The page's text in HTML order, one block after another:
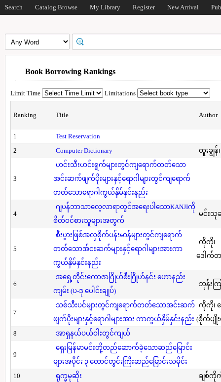
Search Catalog Browse My Library Register New Arrival
Book Borrowing Rankings
Limit Time Limitations
Ranking Title Author
1
Test Reservation
2
Computer Dictionary ထူးချွန်
3
ဟင်းသီးဟင်းရွက်များတွင်ကျရောက်တတ်သော
အင်းဆက်ဖျက်ပိုးများနှင့်ရောဂါများတွင်ကျရောက်
တတ်သောရောဂါကွယ်နှိမ်နှင်းနည်း
4
ဂျပန်ဘာသာလေ့လာရာတွင်အရေးပါသောKANJIကို
စိတ်ဝင်စားသူများအတွက်
မင်းသုခ
5
စီးပွားဖြစ်အလှစိုက်ပန်းမာန်များတွင်ကျရောက်
တတ်သောအ်ငးဆက်များနှင့်ရောဂါများအားကာ
ကွယ်နှိမ်နှင်းနည်း
ကိုကို၊
ဒေါက်တ
6
အရှေ့တိုင်းကောဇာဂြိုဟ်စီးဂြိုဟ်နင်း ဟောနည်း
ကျမ်း (ပ-ဒု ပေါင်းချုပ်)
ဘုန်းက
7
သစ်သီးပင်များတွင်ကျရောက်တတ်သောအင်းဆက်
ဖျက်ပိုးများနှင့်ရောဂါများအား ကာကွယ်နှိမ်နှင်းနည်း
ကိုကို၊
(စိုက်ပျိုး
8
အာရှနယ်ပယ်ဝါးတွင်ကျယ်
9
ရှေးမြန်မာမင်းတို့တည်ဆောက်ခဲ့သောဆည်မြောင်း
များအပိုင်း ၃ တောင်တွင်းကြီးဆည်မြောင်းသမိုင်း
10
ရုက္ခမုဆိုး ချစ်ကို